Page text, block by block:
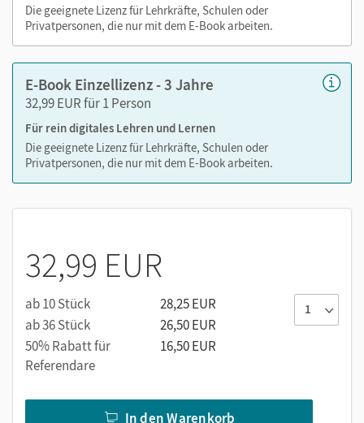
Medien in diesem E-Book:
Videos
Nutzung der E-Books auf Ihrer Lernplattform
Sie möchten die E-Books auf Ihrer Lernplattform oder in
Ihrem Learning Management System (LMS) nutzen? Kein
Problem! Via LTI-Lizenz lassen sich die digitalen
Ausgaben ganz einfach in Ihr LMS integrieren. Melden Sie
sich bitte bei unseren Fachberater/-innen für die Berufliche
Die geeignete Lizenz für Lehrkräfte, Schulen oder
Privatpersonen, die nur mit dem E-Book arbeiten.
E-Book Einzellizenz - 3 Jahre
32,99 EUR für 1 Person
Für rein digitales Lehren und Lernen
Die geeignete Lizenz für Lehrkräfte, Schulen oder
Privatpersonen, die nur mit dem E-Book arbeiten.
32,99 EUR
ab 10 Stück
28,25 EUR
ab 36 Stück
26,50 EUR
50% Rabatt für
Referendare
16,50 EUR
In den Warenkorb